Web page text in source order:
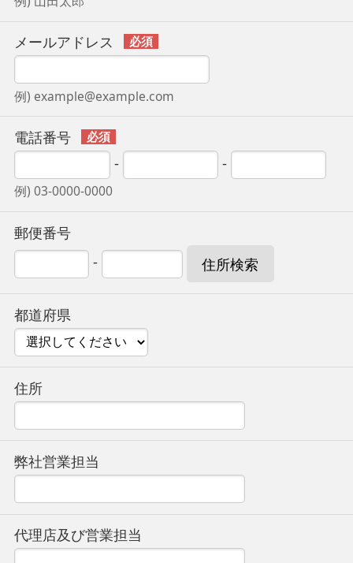
メールアドレス
例) example@example.com
電話番号
-
-
例) 03-0000-0000
郵便番号
-
住所検索
都道府県
住所
弊社営業担当
代理店及び営業担当